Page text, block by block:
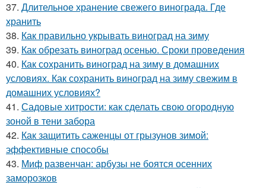
37. Длительное хранение свежего винограда. Где
хранить
38. Как правильно укрывать виноград на зиму
39. Как обрезать виноград осенью. Сроки проведения
40. Как сохранить виноград на зиму в домашних
условиях. Как сохранить виноград на зиму свежим в
домашних условиях?
41. Садовые хитрости: как сделать свою огородную
зоной в тени забора
42. Как защитить саженцы от грызунов зимой:
эффективные способы
43. Миф развенчан: арбузы не боятся осенних
заморозков